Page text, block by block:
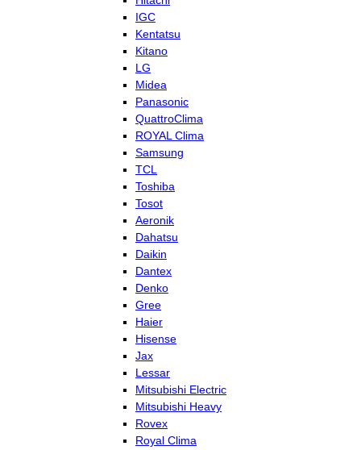
IGC
Kentatsu
Kitano
LG
Midea
Panasonic
QuattroClima
ROYAL Clima
Samsung
TCL
Toshiba
Tosot
Aeronik
Dahatsu
Daikin
Dantex
Denko
Gree
Haier
Hisense
Jax
Lessar
Mitsubishi Electric
Mitsubishi Heavy
Rovex
Royal Clima